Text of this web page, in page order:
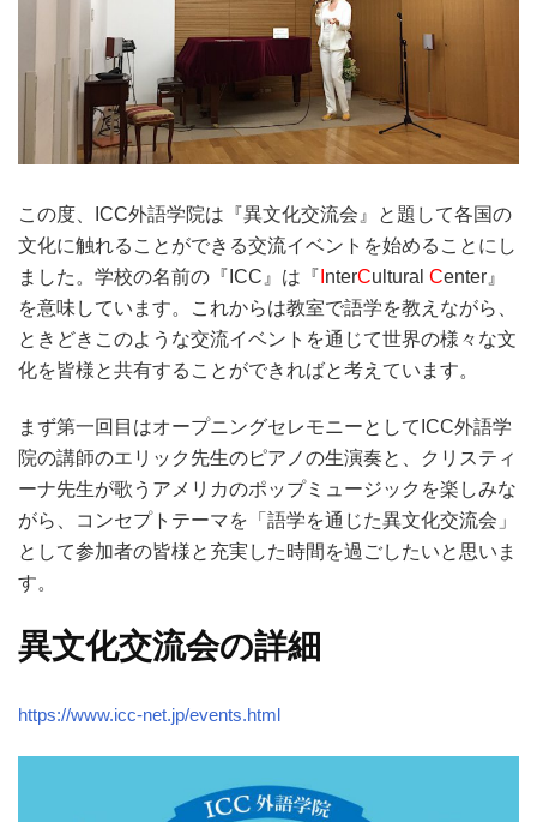
この度、ICC外語学院は『異文化交流会』と題して各国の
文化に触れることができる交流イベントを始めることにし
ました。学校の名前の『ICC』は『 nterCultural Center』
を意味しています。これからは教室で語学を教えながら、
ときどきこのような交流イベントを通じて世界の様々な文
化を皆様と共有することができればと考えています。
まず第一回目はオープニングセレモニーとしてICC外語学
院の講師のエリック先生のピアノの生演奏と、クリスティ
ーナ先生が歌うアメリカのポップミュージックを楽しみな
がら、コンセプトテーマを「語学を通じた異文化交流会」
として参加者の皆様と充実した時間を過ごしたいと思いま
す。
異文化交流会の詳細
https://www.icc-net.jp/events.html